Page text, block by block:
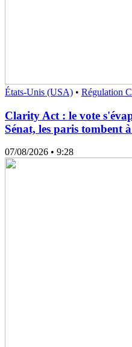
États-Unis (USA) • Régulation
Clarity Act : le vote
Sénat, les paris tombent
07/08/2026 • 9:28